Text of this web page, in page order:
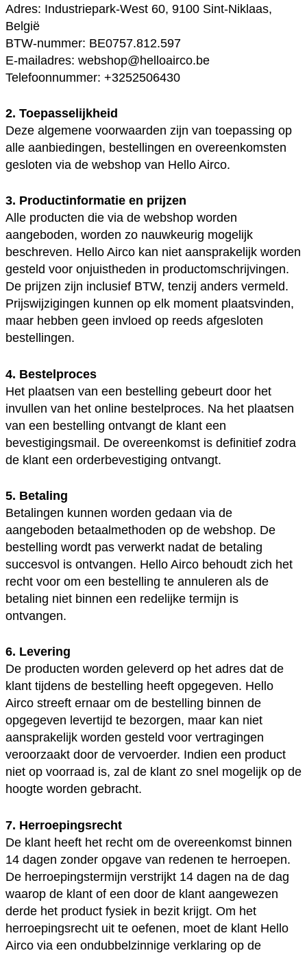
Adres: Industriepark-West 60, 9100 Sint-Niklaas,
België
BTW-nummer: BE0757.812.597
E-mailadres: webshop@helloairco.be
Telefoonnummer: +3252506430
2. Toepasselijkheid
Deze algemene voorwaarden zijn van toepassing op
alle aanbiedingen, bestellingen en overeenkomsten
gesloten via de webshop van Hello Airco.
3. Productinformatie en prijzen
Alle producten die via de webshop worden
aangeboden, worden zo nauwkeurig mogelijk
beschreven. Hello Airco kan niet aansprakelijk worden
gesteld voor onjuistheden in productomschrijvingen.
De prijzen zijn inclusief BTW, tenzij anders vermeld.
Prijswijzigingen kunnen op elk moment plaatsvinden,
maar hebben geen invloed op reeds afgesloten
bestellingen.
4. Bestelproces
Het plaatsen van een bestelling gebeurt door het
invullen van het online bestelproces. Na het plaatsen
van een bestelling ontvangt de klant een
bevestigingsmail. De overeenkomst is definitief zodra
de klant een orderbevestiging ontvangt.
5. Betaling
Betalingen kunnen worden gedaan via de
aangeboden betaalmethoden op de webshop. De
bestelling wordt pas verwerkt nadat de betaling
succesvol is ontvangen. Hello Airco behoudt zich het
recht voor om een bestelling te annuleren als de
betaling niet binnen een redelijke termijn is
ontvangen.
6. Levering
De producten worden geleverd op het adres dat de
klant tijdens de bestelling heeft opgegeven. Hello
Airco streeft ernaar om de bestelling binnen de
opgegeven levertijd te bezorgen, maar kan niet
aansprakelijk worden gesteld voor vertragingen
veroorzaakt door de vervoerder. Indien een product
niet op voorraad is, zal de klant zo snel mogelijk op de
hoogte worden gebracht.
7. Herroepingsrecht
De klant heeft het recht om de overeenkomst binnen
14 dagen zonder opgave van redenen te herroepen.
De herroepingstermijn verstrijkt 14 dagen na de dag
waarop de klant of een door de klant aangewezen
derde het product fysiek in bezit krijgt. Om het
herroepingsrecht uit te oefenen, moet de klant Hello
Airco via een ondubbelzinnige verklaring op de